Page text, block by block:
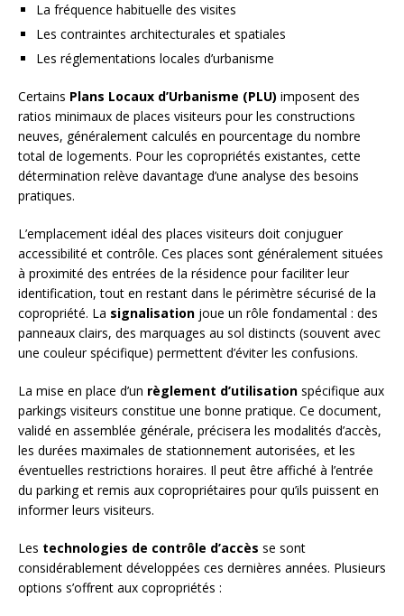
La fréquence habituelle des visites
Les contraintes architecturales et spatiales
Les réglementations locales d’urbanisme
Certains Plans Locaux d’Urbanisme (PLU) imposent des
ratios minimaux de places visiteurs pour les constructions
neuves, généralement calculés en pourcentage du nombre
total de logements. Pour les copropriétés existantes, cette
détermination relève davantage d’une analyse des besoins
pratiques.
L’emplacement idéal des places visiteurs doit conjuguer
accessibilité et contrôle. Ces places sont généralement situées
à proximité des entrées de la résidence pour faciliter leur
identification, tout en restant dans le périmètre sécurisé de la
copropriété. La signalisation joue un rôle fondamental : des
panneaux clairs, des marquages au sol distincts (souvent avec
une couleur spécifique) permettent d’éviter les confusions.
La mise en place d’un règlement d’utilisation spécifique aux
parkings visiteurs constitue une bonne pratique. Ce document,
validé en assemblée générale, précisera les modalités d’accès,
les durées maximales de stationnement autorisées, et les
éventuelles restrictions horaires. Il peut être affiché à l’entrée
du parking et remis aux copropriétaires pour qu’ils puissent en
informer leurs visiteurs.
Les technologies de contrôle d’accès se sont
considérablement développées ces dernières années. Plusieurs
options s’offrent aux copropriétés :